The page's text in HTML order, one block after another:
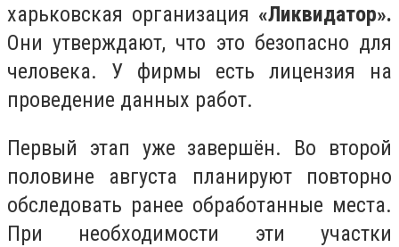
харьковская организация «Ликвидатор».
Они утверждают, что это безопасно для
человека. У фирмы есть лицензия на
проведение данных работ.
Первый этап уже завершён. Во второй
половине августа планируют повторно
обследовать ранее обработанные места.
При необходимости эти участки